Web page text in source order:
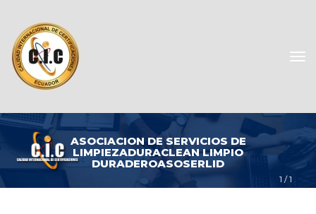
1 / 1
ASOCIACION DE SERVICIOS DE
LIMPIEZADURACLEAN LIMPIO
DURADEROASOSERLID